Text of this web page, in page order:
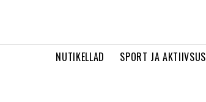
NUTIKELLAD SPORT JA AKTIIVSUS